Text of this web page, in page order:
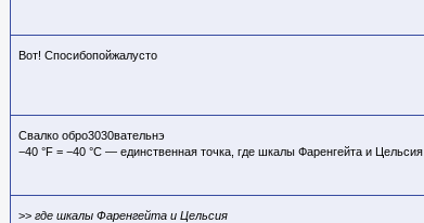
Вот! Спосибопойжалусто
Свалко обро3030вательнэ
−40 °F = −40 °C — единственная точка, где шкалы Фаренгейта и Цельсия
>> где шкалы Фаренгейта и Цельсия